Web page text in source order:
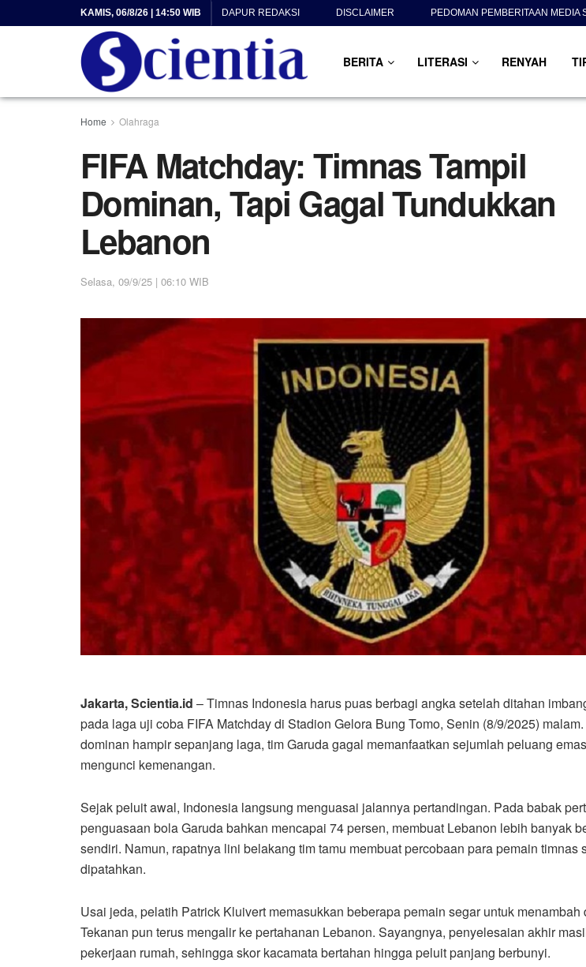
KAMIS, 06/8/26 | 14:50 WIB DAPUR REDAKSI DISCLAIMER PEDOMAN PEMBERITAAN MEDIA
BERITA LITERASI RENYAH
Home Olahraga
FIFA Matchday: Timnas Tampil
Dominan, Tapi Gagal Tundukkan
Lebanon
Selasa, 09/9/25 | 06:10 WIB
Jakarta, Scientia.id – Timnas Indonesia harus puas berbagi angka setelah ditahan
pada laga uji coba FIFA Matchday di Stadion Gelora Bung Tomo, Senin (8/9/2025)
dominan hampir sepanjang laga, tim Garuda gagal memanfaatkan sejumlah peluang
mengunci kemenangan.
Sejak peluit awal, Indonesia langsung menguasai jalannya pertandingan. Pada babak
penguasaan bola Garuda bahkan mencapai 74 persen, membuat Lebanon lebih banyak
sendiri. Namun, rapatnya lini belakang tim tamu membuat percobaan para pemain timnas
dipatahkan.
Usai jeda, pelatih Patrick Kluivert memasukkan beberapa pemain segar untuk menambah
Tekanan pun terus mengalir ke pertahanan Lebanon. Sayangnya, penyelesaian akhir
pekerjaan rumah, sehingga skor kacamata bertahan hingga peluit panjang berbunyi.